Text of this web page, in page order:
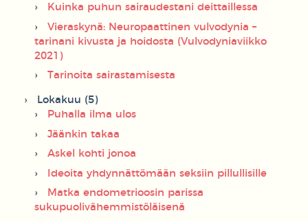
Kuinka puhun sairaudestani deittaillessa
Vieraskynä: Neuropaattinen vulvodynia –
tarinani kivusta ja hoidosta (Vulvodyniaviikko
2021)
Tarinoita sairastamisesta
Lokakuu (5)
Puhalla ilma ulos
Jäänkin takaa
Askel kohti jonoa
Ideoita yhdynnättömään seksiin pillullisille
Matka endometrioosin parissa
sukupuolivähemmistöläisenä